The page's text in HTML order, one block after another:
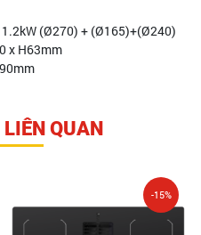
1.2kW (Ø270) + (Ø165)+(Ø240)
x H63mm
QUAN
-15%